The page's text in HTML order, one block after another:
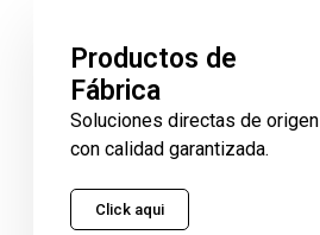
Productos de
Fábrica
Soluciones directas de origen
con calidad garantizada.
Click aqui